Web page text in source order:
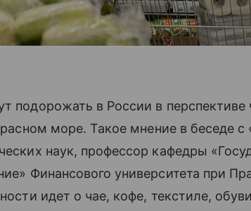
подорожать в России в перспективе
море. Такое мнение в беседе с
наук, профессор кафедры
Финансового университета при
идет о чае, кофе, текстиле,